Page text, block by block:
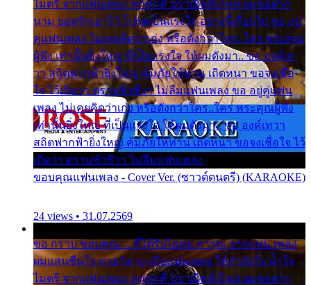
ไมตรี จากแฟนเพลง ทุกทุกที่ ปราณีหลั่งไหล ผมขอฝาก
นาม ยอดรักเอาไว้ โปรดเป็นแรงใจ อย่างนี้เรื่อยไป ขอ อยู่
คู่แฟนเพลง ไม่เคยคิดว่าเก่ง หรือดังกว่าใคร..ใคร พระคุณ
ผู้ฟัง เท่านั้นยิ่งใหญ่ ที่เป็นแรงใจ ให้ผมดังมา.. ขอ องค์เท
วา สถิตฟากฟ้ายิ่งใหญ่ คุ้มภัยให้ท่าน เถิดหนา ขอจงเชื่อ
ใจ ไว้เถิดว่า ตราบชั่วชีวา ไม่ลืมแฟนเพลง ขอ อยู่คู่แฟน
เพลง ไม่เคยคิดว่าเก่ง หรือดังกว่าใคร..ใคร พระคุณผู้ฟัง
เท่านั้นยิ่งใหญ่ ที่เป็นแรงใจ ให้ผมดังมา.. ขอ องค์เทวา
สถิตฟากฟ้ายิ่งใหญ่ คุ้มภัยให้ท่าน เถิดหนา ขอจงเชื่อใจ ไว้
เถิดว่า ตราบชั่วชีวา ไม่ลืมแฟนเพลง
ขอบคุณแฟนเพลง - Cover Ver. (ซาวด์ดนตรี) (KARAOKE)
24 views • 31.07.2569
ขอ กราบ ขอบคุณ.... ที่ได้รับไออุ่น การุณ จากแฟน เพลง
ผมแสนชื่นใจ หายวังเวง เมื่อแฟนเพลง ให้กำลังใจ น้ำใจ
ไมตรี จากแฟนเพลง ทุกทุกที่ ปราณีหลั่งไหล ผมขอฝาก